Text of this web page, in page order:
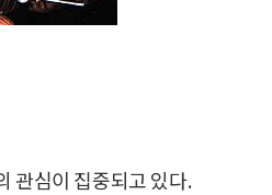
관심이 집중되고 있다.